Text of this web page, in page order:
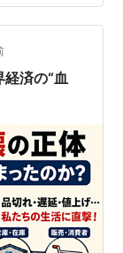
ベトナムっ
てきたのだ
の生産国が
なの頭のな
済の“血